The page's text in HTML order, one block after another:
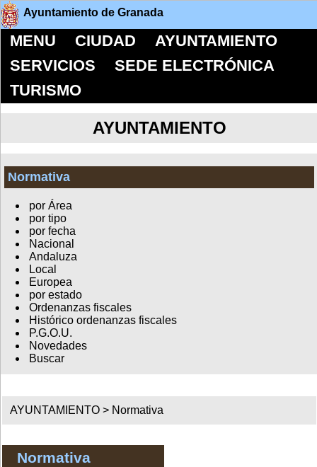
Ayuntamiento de Granada
MENU CIUDAD
AYUNTAMIENTO
SERVICIOS
SEDE ELECTRÓNICA
TURISMO
AYUNTAMIENTO
Normativa
por Área
por tipo
por fecha
Nacional
Andaluza
Local
Europea
por estado
Ordenanzas fiscales
Histórico ordenanzas fiscales
P.G.O.U.
Novedades
Buscar
AYUNTAMIENTO > Normativa
Normativa